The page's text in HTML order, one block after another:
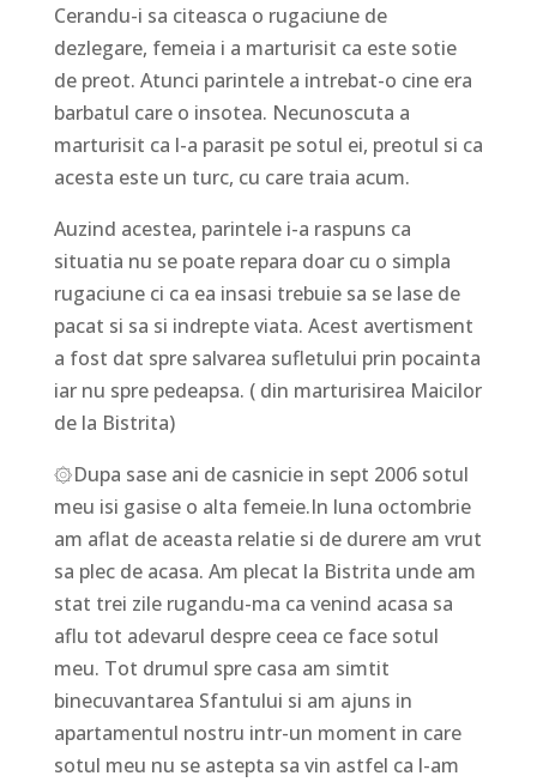
Cerandu-i sa citeasca o rugaciune de
dezlegare, femeia i a marturisit ca este sotie
de preot. Atunci parintele a intrebat-o cine era
barbatul care o insotea. Necunoscuta a
marturisit ca l-a parasit pe sotul ei, preotul si ca
acesta este un turc, cu care traia acum.
Auzind acestea, parintele i-a raspuns ca
situatia nu se poate repara doar cu o simpla
rugaciune ci ca ea insasi trebuie sa se lase de
pacat si sa si indrepte viata. Acest avertisment
a fost dat spre salvarea sufletului prin pocainta
iar nu spre pedeapsa. ( din marturisirea Maicilor
de la Bistrita)
۞Dupa sase ani de casnicie in sept 2006 sotul
meu isi gasise o alta femeie.In luna octombrie
am aflat de aceasta relatie si de durere am vrut
sa plec de acasa. Am plecat la Bistrita unde am
stat trei zile rugandu-ma ca venind acasa sa
aflu tot adevarul despre ceea ce face sotul
meu. Tot drumul spre casa am simtit
binecuvantarea Sfantului si am ajuns in
apartamentul nostru intr-un moment in care
sotul meu nu se astepta sa vin astfel ca l-am